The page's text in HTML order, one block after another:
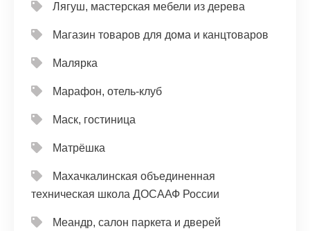
Лягуш, мастерская мебели из дерева
Магазин товаров для дома и канцтоваров
Малярка
Марафон, отель-клуб
Маск, гостиница
Матрёшка
Махачкалинская объединенная
техническая школа ДОСААФ России
Меандр, салон паркета и дверей